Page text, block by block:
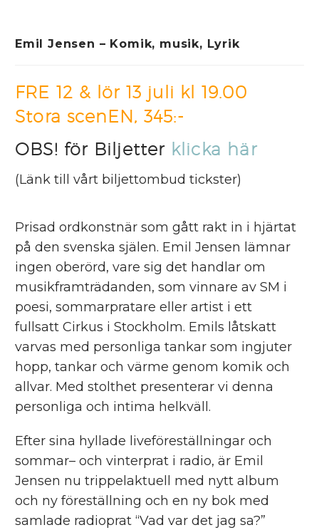
Emil Jensen – Komik, musik, Lyrik
FRE 12 & lör 13 juli kl 19.00
Stora scenEN, 345:-
OBS! för Biljetter klicka här
(Länk till vårt biljettombud tickster)
Prisad ordkonstnär som gått rakt in i hjärtat
på den svenska själen. Emil Jensen lämnar
ingen oberörd, vare sig det handlar om
musikframträdanden, som vinnare av SM i
poesi, sommarpratare eller artist i ett
fullsatt Cirkus i Stockholm. Emils låtskatt
varvas med personliga tankar som ingjuter
hopp, tankar och värme genom komik och
allvar. Med stolthet presenterar vi denna
personliga och intima helkväll.
Efter sina hyllade liveföreställningar och
sommar– och vinterprat i radio, är Emil
Jensen nu trippelaktuell med nytt album
och ny föreställning och en ny bok med
samlade radioprat “Vad var det jag sa?”